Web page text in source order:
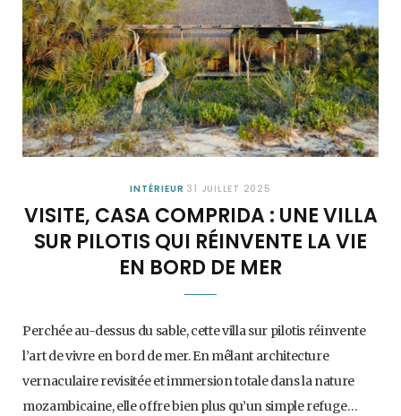
INTÉRIEUR 31 JUILLET 2025
VISITE, CASA COMPRIDA : UNE VILLA
SUR PILOTIS QUI RÉINVENTE LA VIE
EN BORD DE MER
Perchée au-dessus du sable, cette villa sur pilotis réinvente
l’art de vivre en bord de mer. En mêlant architecture
vernaculaire revisitée et immersion totale dans la nature
mozambicaine, elle offre bien plus qu’un simple refuge…